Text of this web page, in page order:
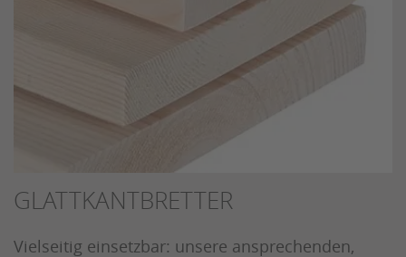
GLATTKANTBRETTER
Vielseitig einsetzbar: unsere ansprechenden,